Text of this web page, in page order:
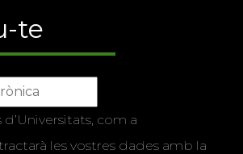
te
d’Universitats, com a
les vostres dades amb la